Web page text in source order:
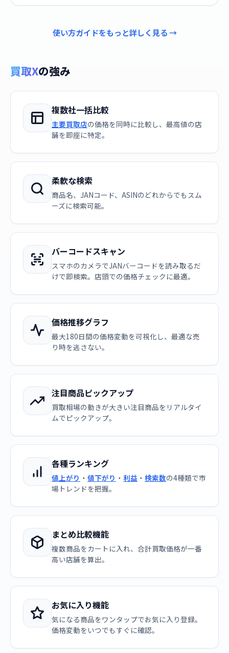
使い方ガイドをもっと詳しく見る →
買取Xの強み
複数社一括比較
主要買取店の価格を同時に比較し、最高値の店
舗を即座に特定。
柔軟な検索
商品名、JANコード、ASINのどれからでもスム
ーズに検索可能。
バーコードスキャン
スマホのカメラでJANバーコードを読み取るだ
けで即検索。店頭での価格チェックに最適。
価格推移グラフ
最大180日間の価格変動を可視化し、最適な売
り時を逃さない。
注目商品ピックアップ
買取相場の動きが大きい注目商品をリアルタイ
ムでピックアップ。
各種ランキング
値上がり ・ 値下がり ・ 利益 ・ 検索数の4種類で市
場トレンドを把握。
まとめ比較機能
複数商品をカートに入れ、合計買取価格が一番
高い店舗を算出。
お気に入り機能
気になる商品をワンタップでお気に入り登録。
価格変動をいつでもすぐに確認。